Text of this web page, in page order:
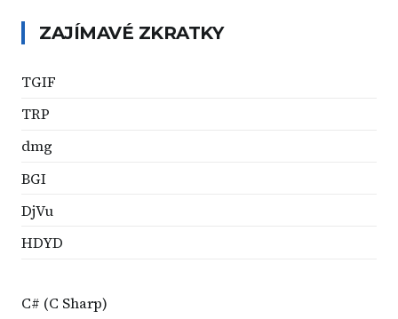
ZAJÍMAVÉ ZKRATKY
TGIF
TRP
dmg
BGI
DjVu
HDYD
C# (C Sharp)